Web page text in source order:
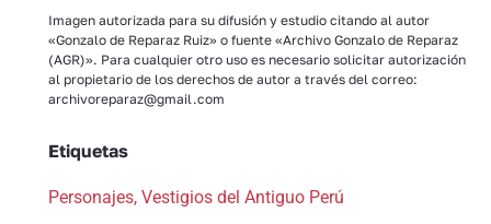
Imagen autorizada para su difusión y estudio citando al autor
«Gonzalo de Reparaz Ruiz» o fuente «Archivo Gonzalo de Reparaz
(AGR)». Para cualquier otro uso es necesario solicitar autorización
al propietario de los derechos de autor a través del correo:
archivoreparaz@gmail.com
Etiquetas
Personajes, Vestigios del Antiguo Perú